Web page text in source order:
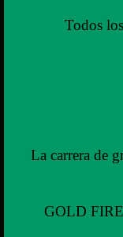
Todos
La carrera de
GOLD FIRE